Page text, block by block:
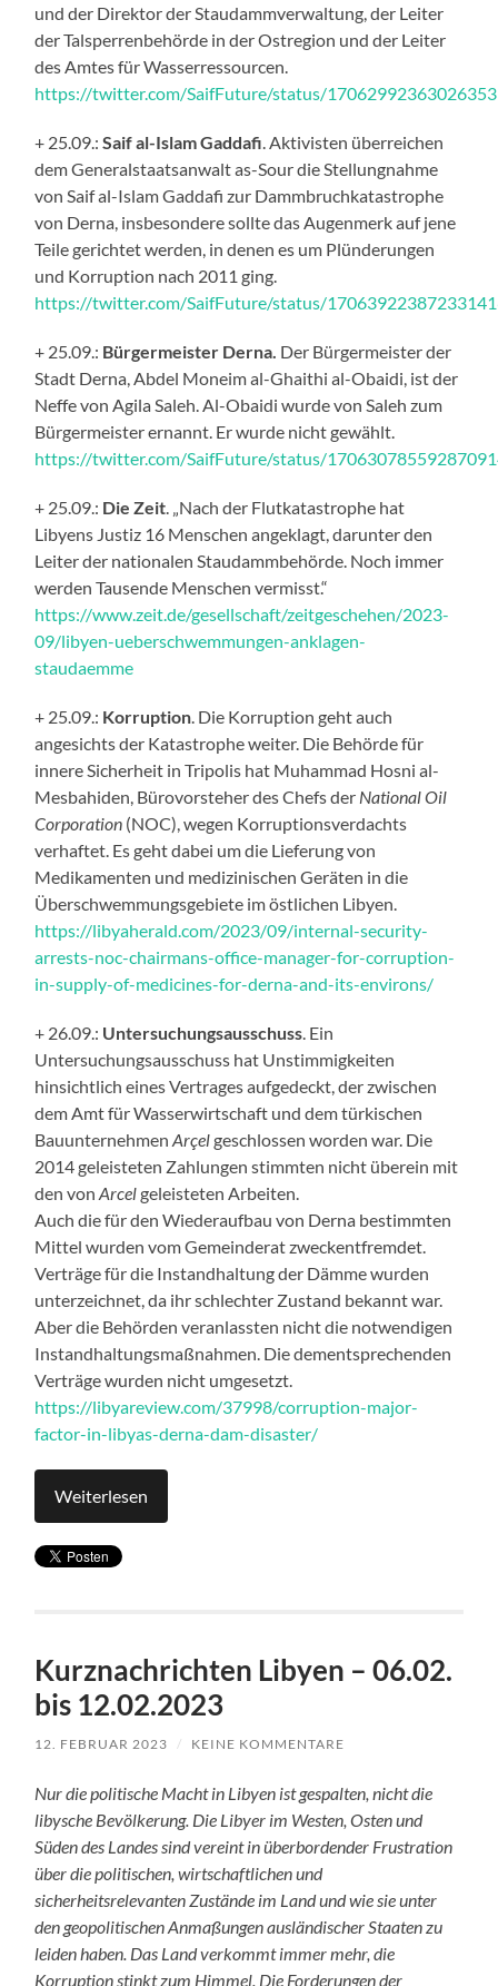
und der Direktor der Staudammverwaltung, der Leiter
der Talsperrenbehörde in der Ostregion und der Leiter
des Amtes für Wasserressourcen.
https://twitter.com/SaifFuture/status/
+ 25.09.:Saif al-Islam Gaddafi . Aktivisten überreichen
dem Generalstaatsanwalt as-Sour die Stellungnahme
von Saif al-Islam Gaddafi zur Dammbruchkatastrophe
von Derna, insbesondere sollte das Augenmerk auf jene
Teile gerichtet werden, in denen es um Plünderungen
und Korruption nach 2011 ging.
https://twitter.com/SaifFuture/status/
+ 25.09.: Bürgermeister Derna. Der Bürgermeister der
Stadt Derna, Abdel Moneim al-Ghaithi al-Obaidi, ist der
Neffe von Agila Saleh. Al-Obaidi wurde von Saleh zum
Bürgermeister ernannt. Er wurde nicht gewählt.
https://twitter.com/SaifFuture/status/
+ 25.09.: Die Zeit . „Nach der Flutkatastrophe hat
Libyens Justiz 16 Menschen angeklagt, darunter den
Leiter der nationalen Staudammbehörde. Noch immer
werden Tausende Menschen vermisst.“
https://www.zeit.de/gesellschaft/zeitgeschehen/2023-
09/libyen-ueberschwemmungen-anklagen-
staudaemme
+ 25.09.: Korruption . Die Korruption geht auch
angesichts der Katastrophe weiter. Die Behörde für
innere Sicherheit in Tripolis hat Muhammad Hosni al-
Mesbahiden, Bürovorsteher des Chefs der National Oil
Corporation (NOC), wegen Korruptionsverdachts
verhaftet. Es geht dabei um die Lieferung von
Medikamenten und medizinischen Geräten in die
Überschwemmungsgebiete im östlichen Libyen.
https://libyaherald.com/2023/09/internal-security-
arrests-noc-chairmans-office-manager-for-corruption-
in-supply-of-medicines-for-derna-and-its-environs/
+ 26.09.: Untersuchungsausschuss . Ein
Untersuchungsausschuss hat Unstimmigkeiten
hinsichtlich eines Vertrages aufgedeckt, der zwischen
dem Amt für Wasserwirtschaft und dem türkischen
BauunternehmenArçelgeschlossen worden war. Die
2014 geleisteten Zahlungen stimmten nicht überein mit
den vonArcelgeleisteten Arbeiten.
Auch die für den Wiederaufbau von Derna bestimmten
Mittel wurden vom Gemeinderat zweckentfremdet.
Verträge für die Instandhaltung der Dämme wurden
unterzeichnet, da ihr schlechter Zustand bekannt war.
Aber die Behörden veranlassten nicht die notwendigen
Instandhaltungsmaßnahmen. Die dementsprechenden
Verträge wurden nicht umgesetzt.
https://libyareview.com/37998/corruption-major-
factor-in-libyas-derna-dam-disaster/
Weiterlesen
Kurznachrichten Libyen – 06.02.
bis 12.02.2023
12. FEBRUAR 2023 / KEINE KOMMENTARE
Nur die politische Macht in Libyen ist gespalten, nicht die
libysche Bevölkerung. Die Libyer im Westen, Osten und
Süden des Landes sind vereint in überbordender Frustration
über die politischen, wirtschaftlichen und
sicherheitsrelevanten Zustände im Land und wie sie unter
den geopolitischen Anmaßungen ausländischer Staaten zu
leiden haben. Das Land verkommt immer mehr, die
Korruption stinkt zum Himmel. Die Forderungen der